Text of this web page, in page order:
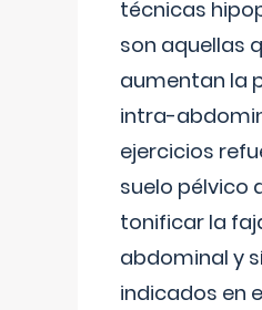
técnicas
son aquellas
aumentan la
intra-
ejercicios
suelo pélvico
tonificar la
abdominal y
indicados en